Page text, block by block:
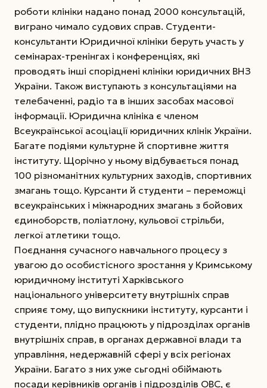
роботи клініки надано понад 2000 консультацій,
виграно чимало судових справ. Студенти-
консультанти Юридичної клініки беруть участь у
семінарах-тренінгах і конференціях, які
проводять інші споріднені клініки юридичних ВНЗ
України. Також виступають з консультаціями на
телебаченні, радіо та в інших засобах масової
інформації. Юридична клініка є членом
Всеукраїнської асоціації юридичних клінік України.
Багате подіями культурне й спортивне життя
інституту. Щорічно у ньому відбувається понад
100 різноманітних культурних заходів, спортивних
змагань тощо. Курсанти й студенти – переможці
всеукраїнських і міжнародних змагань з бойових
єдиноборств, поліатлону, кульової стрільби,
легкої атлетики тощо.
Поєднання сучасного навчального процесу з
увагою до особистісного зростання у Кримському
юридичному інституті Харківського
національного університету внутрішніх справ
сприяє тому, що випускники інституту, курсанти і
студенти, плідно працюють у підрозділах органів
внутрішніх справ, в органах державної влади та
управління, недержавній сфері у всіх регіонах
України. Багато з них уже сьгодні обіймають
посади керівників органів і підрозділів ОВС, є